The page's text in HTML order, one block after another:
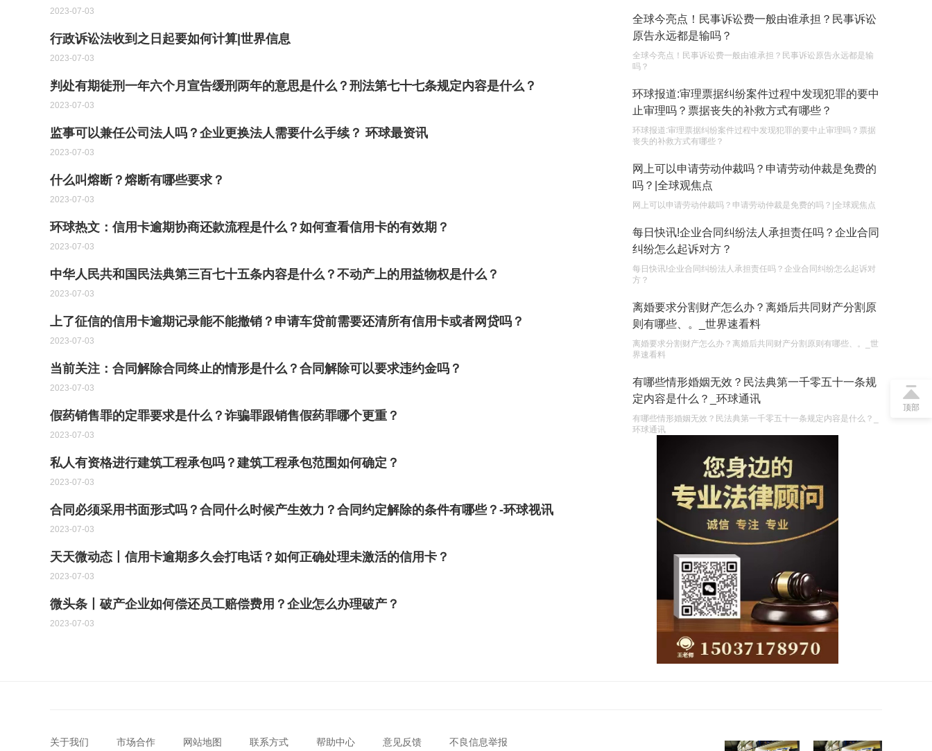
2023-07-03
行政诉讼法收到之日起要如何计算|世界信息
2023-07-03
判处有期徒刑一年六个月宣告缓刑两年的意思是什么？刑法第七十七条规定内容是什么？
2023-07-03
监事可以兼任公司法人吗？企业更换法人需要什么手续？ 环球最资讯
2023-07-03
什么叫熔断？熔断有哪些要求？
2023-07-03
环球热文：信用卡逾期协商还款流程是什么？如何查看信用卡的有效期？
2023-07-03
中华人民共和国民法典第三百七十五条内容是什么？不动产上的用益物权是什么？
2023-07-03
上了征信的信用卡逾期记录能不能撤销？申请车贷前需要还清所有信用卡或者网贷吗？
2023-07-03
当前关注：合同解除合同终止的情形是什么？合同解除可以要求违约金吗？
2023-07-03
假药销售罪的定罪要求是什么？诈骗罪跟销售假药罪哪个更重？
2023-07-03
私人有资格进行建筑工程承包吗？建筑工程承包范围如何确定？
2023-07-03
合同必须采用书面形式吗？合同什么时候产生效力？合同约定解除的条件有哪些？-环球视讯
2023-07-03
天天微动态丨信用卡逾期多久会打电话？如何正确处理未激活的信用卡？
2023-07-03
微头条丨破产企业如何偿还员工赔偿费用？企业怎么办理破产？
2023-07-03
全球今亮点！民事诉讼费一般由谁承担？民事诉讼
原告永远都是输吗？
全球今亮点！民事诉讼费一般由谁承担？民事诉讼原告永远都是输
吗？
环球报道:审理票据纠纷案件过程中发现犯罪的要中
止审理吗？票据丧失的补救方式有哪些？
环球报道:审理票据纠纷案件过程中发现犯罪的要中止审理吗？票据
丧失的补救方式有哪些？
网上可以申请劳动仲裁吗？申请劳动仲裁是免费的
吗？|全球观焦点
网上可以申请劳动仲裁吗？申请劳动仲裁是免费的吗？|全球观焦点
每日快讯!企业合同纠纷法人承担责任吗？企业合同
纠纷怎么起诉对方？
每日快讯!企业合同纠纷法人承担责任吗？企业合同纠纷怎么起诉对
方？
离婚要求分割财产怎么办？离婚后共同财产分割原
则有哪些、。_世界速看料
离婚要求分割财产怎么办？离婚后共同财产分割原则有哪些、。_世
界速看料
有哪些情形婚姻无效？民法典第一千零五十一条规
定内容是什么？_环球通讯
有哪些情形婚姻无效？民法典第一千零五十一条规定内容是什么？_
环球通讯
关于我们 市场合作 网站地图 联系方式 帮助中心 意见反馈 不良信息举报
顶部